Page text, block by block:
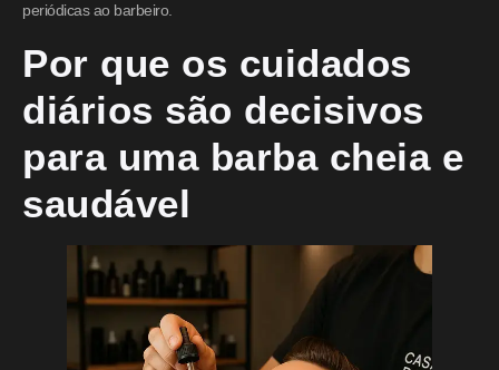
periódicas ao barbeiro.
Por que os cuidados
diários são decisivos
para uma barba cheia e
saudável